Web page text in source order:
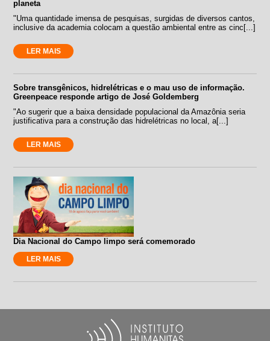
planeta
"Uma quantidade imensa de pesquisas, surgidas de diversos cantos,
inclusive da academia colocam a questão ambiental entre as cinc[...]
LER MAIS
Sobre transgênicos, hidrelétricas e o mau uso de informação.
Greenpeace responde artigo de José Goldemberg
"Ao sugerir que a baixa densidade populacional da Amazônia seria
justificativa para a construção das hidrelétricas no local, a[...]
LER MAIS
Dia Nacional do Campo limpo será comemorado
LER MAIS